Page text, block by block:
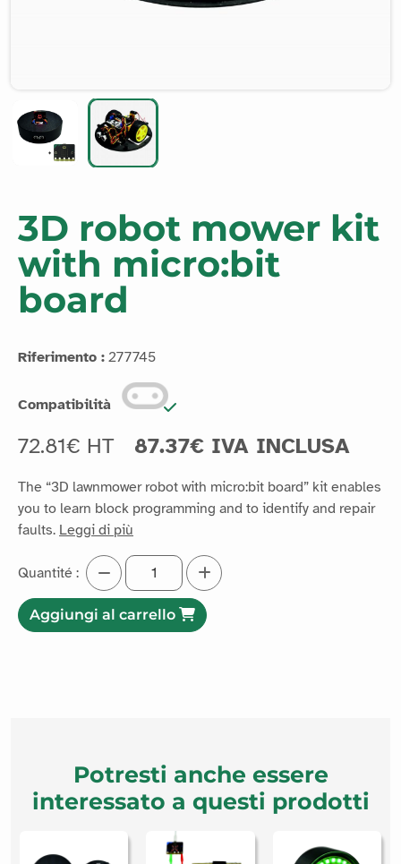
3D robot mower kit
with micro:bit
board
Riferimento : 277745
Compatibilità
72.81€ HT 87.37€ IVA INCLUSA
The “3D lawnmower robot with micro:bit board” kit enables
you to learn block programming and to identify and repair
faults. Leggi di più
Quantité :
Aggiungi al carrello
Potresti anche essere
interessato a questi prodotti